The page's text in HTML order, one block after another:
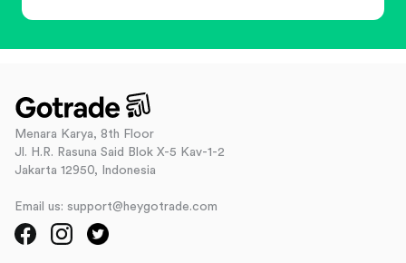
Menara Karya, 8th Floor
Jl. H.R. Rasuna Said Blok X-5 Kav-1-2
Jakarta 12950, Indonesia
Email us: support@heygotrade.com